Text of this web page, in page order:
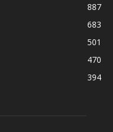
887
683
501
470
394